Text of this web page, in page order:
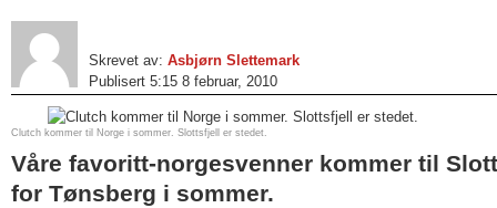
Skrevet av: Asbjørn Slettemark
Publisert 5:15 8 februar, 2010
Clutch kommer til Norge i sommer. Slottsfjell er stedet.
Våre favoritt-norgesvenner kommer til
for Tønsberg i sommer.